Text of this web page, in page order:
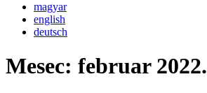
magyar
english
deutsch
Mesec: februar 2022.